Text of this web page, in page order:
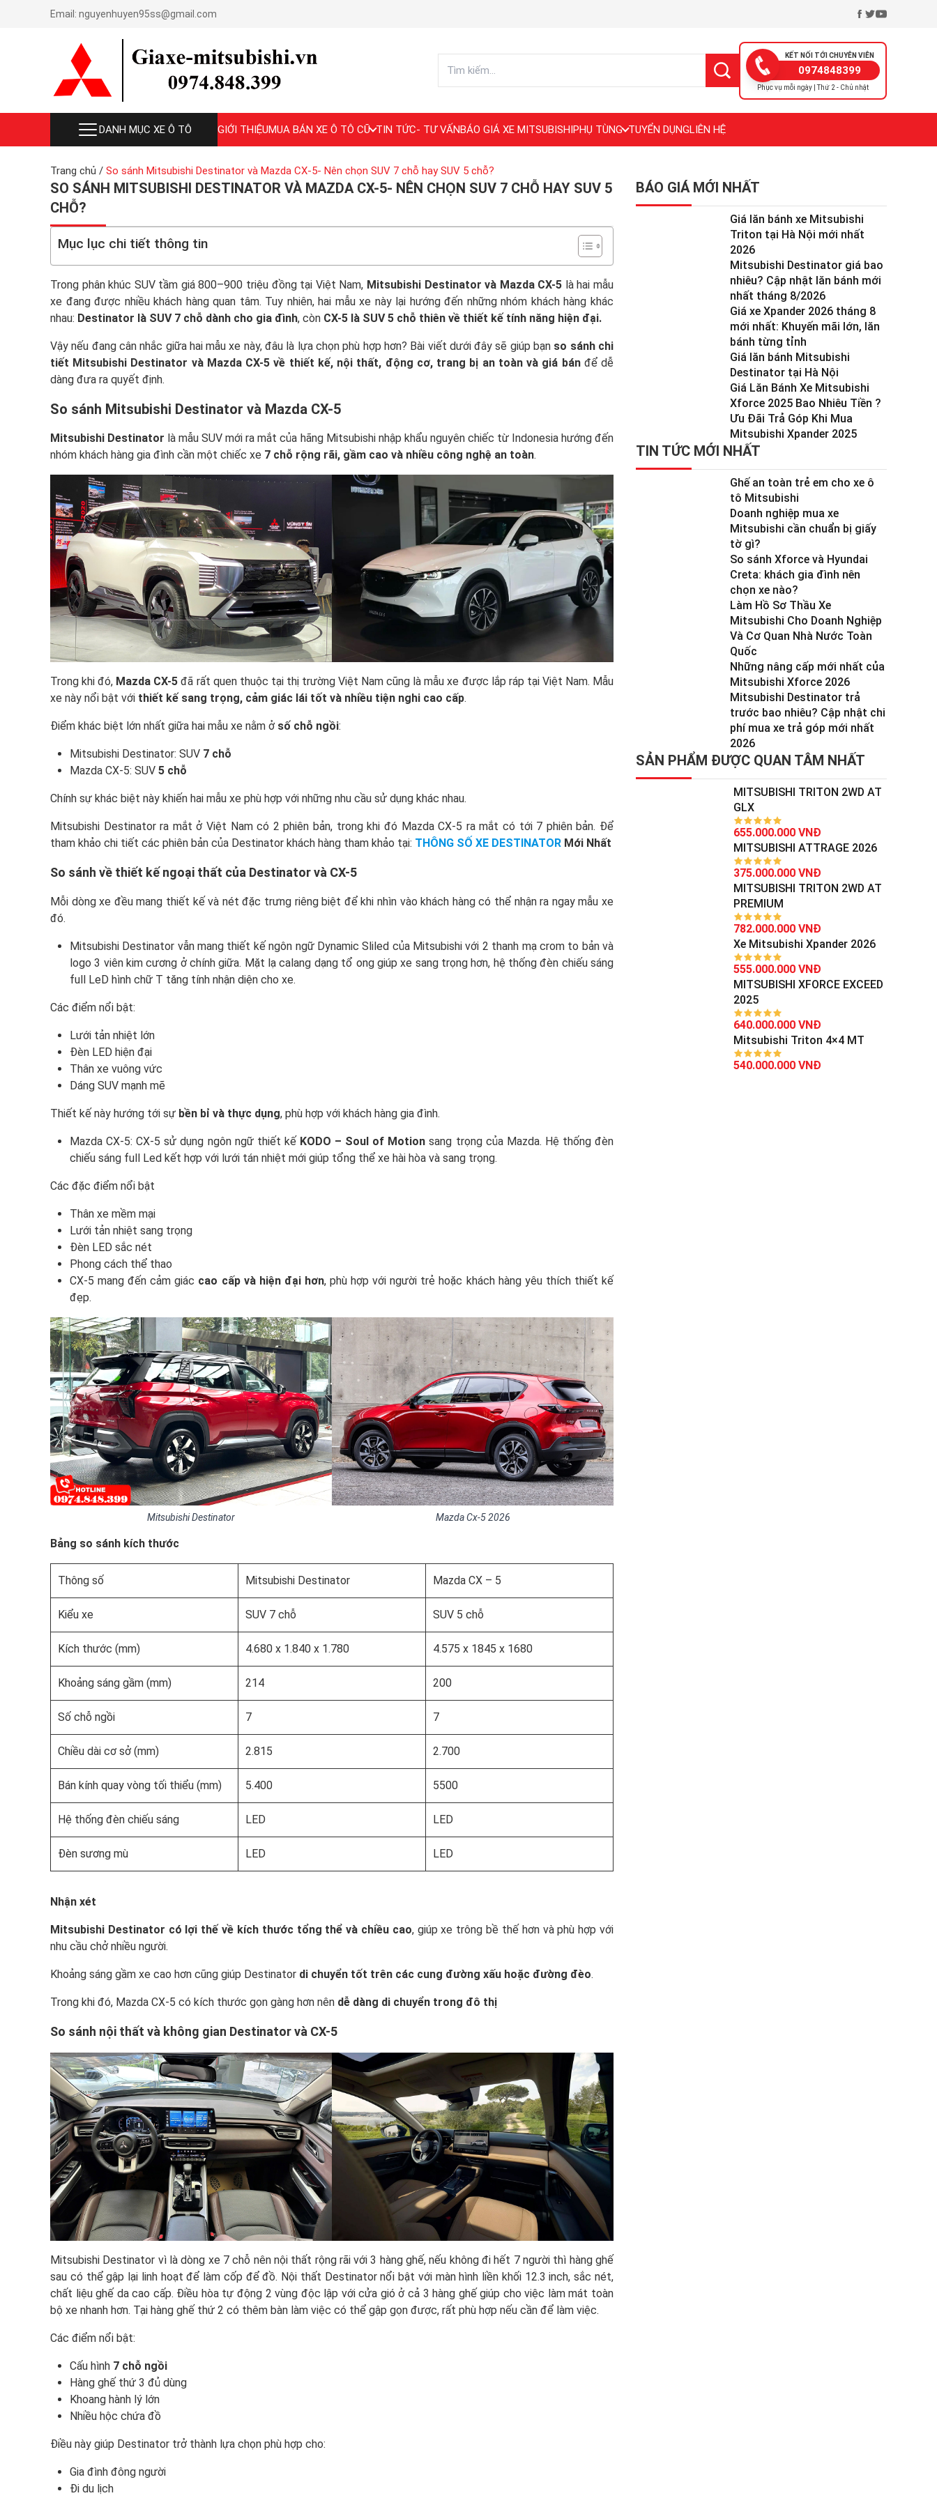
Email: nguyenhuyen95ss@gmail.com
KẾT NỐI TỚI CHUYÊN VIÊN
0974848399
Phục vụ mỗi ngày | Thứ 2 - Chủ nhật
DANH MỤC XE Ô TÔ GIỚI THIỆUMUA BÁN XE Ô TÔ CŨ TIN TỨC- TƯ VẤNBÁO GIÁ XE MITSUBISHIPHỤ TÙNG TUYỂN DỤNGLIÊN HỆ
Trang chủ / So sánh Mitsubishi Destinator và Mazda CX-5- Nên chọn SUV 7 chỗ hay SUV 5 chỗ?
SO SÁNH MITSUBISHI DESTINATOR VÀ MAZDA CX-5- NÊN CHỌN SUV 7 CHỖ HAY SUV 5
CHỖ?
Mục lục chi tiết thông tin
Trong phân khúc SUV tầm giá 800–900 triệu đồng tại Việt Nam, Mitsubishi Destinator và Mazda CX-5 là hai mẫu
xe đang được nhiều khách hàng quan tâm. Tuy nhiên, hai mẫu xe này lại hướng đến những nhóm khách hàng khác
nhau: Destinator là SUV 7 chỗ dành cho gia đình, còn CX-5 là SUV 5 chỗ thiên về thiết kế tính năng hiện đại.
Vậy nếu đang cân nhắc giữa hai mẫu xe này, đâu là lựa chọn phù hợp hơn? Bài viết dưới đây sẽ giúp bạn so sánh chi
tiết Mitsubishi Destinator và Mazda CX-5 về thiết kế, nội thất, động cơ, trang bị an toàn và giá bánđể dễ
dàng đưa ra quyết định.
So sánh Mitsubishi Destinator và Mazda CX-5
Mitsubishi Destinator là mẫu SUV mới ra mắt của hãng Mitsubishi nhập khẩu nguyên chiếc từ Indonesia hướng đến
nhóm khách hàng gia đình cần một chiếc xe 7 chỗ rộng rãi, gầm cao và nhiều công nghệ an toàn.
Trong khi đó, Mazda CX-5 đã rất quen thuộc tại thị trường Việt Nam cũng là mẫu xe được lắp ráp tại Việt Nam. Mẫu
xe này nổi bật với thiết kế sang trọng, cảm giác lái tốt và nhiều tiện nghi cao cấp.
Điểm khác biệt lớn nhất giữa hai mẫu xe nằm ở số chỗ ngồi:
Mitsubishi Destinator: SUV 7 chỗ
Mazda CX-5: SUV 5 chỗ
Chính sự khác biệt này khiến hai mẫu xe phù hợp với những nhu cầu sử dụng khác nhau.
Mitsubishi Destinator ra mắt ở Việt Nam có 2 phiên bản, trong khi đó Mazda CX-5 ra mắt có tới 7 phiên bản. Để
tham khảo chi tiết các phiên bản của Destinator khách hàng tham khảo tại: THÔNG SỐ XE DESTINATOR Mới Nhất
So sánh về thiết kế ngoại thất của Destinator và CX-5
Mỗi dòng xe đều mang thiết kế và nét đặc trưng riêng biệt để khi nhìn vào khách hàng có thể nhận ra ngay mẫu xe
đó.
Mitsubishi Destinator vẫn mang thiết kế ngôn ngữ Dynamic Sliled của Mitsubishi với 2 thanh mạ crom to bản và
logo 3 viên kim cương ở chính giữa. Mặt lạ calang dạng tổ ong giúp xe sang trọng hơn, hệ thống đèn chiếu sáng
full LeD hình chữ T tăng tính nhận diện cho xe.
Các điểm nổi bật:
Lưới tản nhiệt lớn
Đèn LED hiện đại
Thân xe vuông vức
Dáng SUV mạnh mẽ
Thiết kế này hướng tới sự bền bỉ và thực dụng, phù hợp với khách hàng gia đình.
Mazda CX-5: CX-5 sử dụng ngôn ngữ thiết kế KODO – Soul of Motion sang trọng của Mazda. Hệ thống đèn
chiếu sáng full Led kết hợp với lưới tán nhiệt mới giúp tổng thể xe hài hòa và sang trọng.
Các đặc điểm nổi bật
Thân xe mềm mại
Lưới tản nhiệt sang trọng
Đèn LED sắc nét
Phong cách thể thao
CX-5 mang đến cảm giác cao cấp và hiện đại hơn, phù hợp với người trẻ hoặc khách hàng yêu thích thiết kế
đẹp.
Mitsubishi Destinator Mazda Cx-5 2026
Bảng so sánh kích thước
Thông số Mitsubishi Destinator Mazda CX – 5
Kiểu xe SUV 7 chỗ SUV 5 chỗ
Kích thước (mm) 4.680 x 1.840 x 1.780 4.575 x 1845 x 1680
Khoảng sáng gầm (mm) 214 200
Số chỗ ngồi 7 7
Chiều dài cơ sở (mm) 2.815 2.700
Bán kính quay vòng tối thiểu (mm) 5.400 5500
Hệ thống đèn chiếu sáng LED LED
Đèn sương mù LED LED
Nhận xét
Mitsubishi Destinator có lợi thế về kích thước tổng thể và chiều cao, giúp xe trông bề thế hơn và phù hợp với
nhu cầu chở nhiều người.
Khoảng sáng gầm xe cao hơn cũng giúp Destinator di chuyển tốt trên các cung đường xấu hoặc đường đèo.
Trong khi đó, Mazda CX-5 có kích thước gọn gàng hơn nên dễ dàng di chuyển trong đô thị
So sánh nội thất và không gian Destinator và CX-5
Mitsubishi Destinator vì là dòng xe 7 chỗ nên nội thất rộng rãi với 3 hàng ghế, nếu không đi hết 7 người thì hàng ghế
sau có thể gập lại linh hoạt để làm cốp để đồ. Nội thất Destinator nổi bật với màn hình liền khối 12.3 inch, sắc nét,
chất liệu ghế da cao cấp. Điều hòa tự động 2 vùng độc lập với cửa gió ở cả 3 hàng ghế giúp cho việc làm mát toàn
bộ xe nhanh hơn. Tại hàng ghế thứ 2 có thêm bàn làm việc có thể gập gọn được, rất phù hợp nếu cần để làm việc.
Các điểm nổi bật:
Cấu hình 7 chỗ ngồi
Hàng ghế thứ 3 đủ dùng
Khoang hành lý lớn
Nhiều hộc chứa đồ
Điều này giúp Destinator trở thành lựa chọn phù hợp cho:
Gia đình đông người
Đi du lịch
BÁO GIÁ MỚI NHẤT
Giá lăn bánh xe Mitsubishi
Triton tại Hà Nội mới nhất
2026
Mitsubishi Destinator giá bao
nhiêu? Cập nhật lăn bánh mới
nhất tháng 8/2026
Giá xe Xpander 2026 tháng 8
mới nhất: Khuyến mãi lớn, lăn
bánh từng tỉnh
Giá lăn bánh Mitsubishi
Destinator tại Hà Nội
Giá Lăn Bánh Xe Mitsubishi
Xforce 2025 Bao Nhiêu Tiền ?
Ưu Đãi Trả Góp Khi Mua
Mitsubishi Xpander 2025
TIN TỨC MỚI NHẤT
Ghế an toàn trẻ em cho xe ô
tô Mitsubishi
Doanh nghiệp mua xe
Mitsubishi cần chuẩn bị giấy
tờ gì?
So sánh Xforce và Hyundai
Creta: khách gia đình nên
chọn xe nào?
Làm Hồ Sơ Thầu Xe
Mitsubishi Cho Doanh Nghiệp
Và Cơ Quan Nhà Nước Toàn
Quốc
Những nâng cấp mới nhất của
Mitsubishi Xforce 2026
Mitsubishi Destinator trả
trước bao nhiêu? Cập nhật chi
phí mua xe trả góp mới nhất
2026
SẢN PHẨM ĐƯỢC QUAN TÂM NHẤT
MITSUBISHI TRITON 2WD AT
GLX
655.000.000 VNĐ
MITSUBISHI ATTRAGE 2026
375.000.000 VNĐ
MITSUBISHI TRITON 2WD AT
PREMIUM
782.000.000 VNĐ
Xe Mitsubishi Xpander 2026
555.000.000 VNĐ
MITSUBISHI XFORCE EXCEED
2025
640.000.000 VNĐ
Mitsubishi Triton 4×4 MT
540.000.000 VNĐ